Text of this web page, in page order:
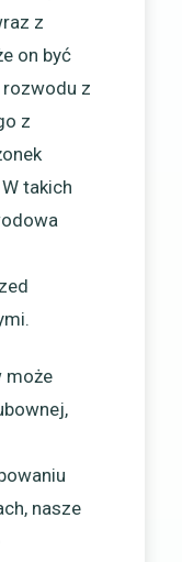
z
on być
rozwodu z
z
takich
może
nasze